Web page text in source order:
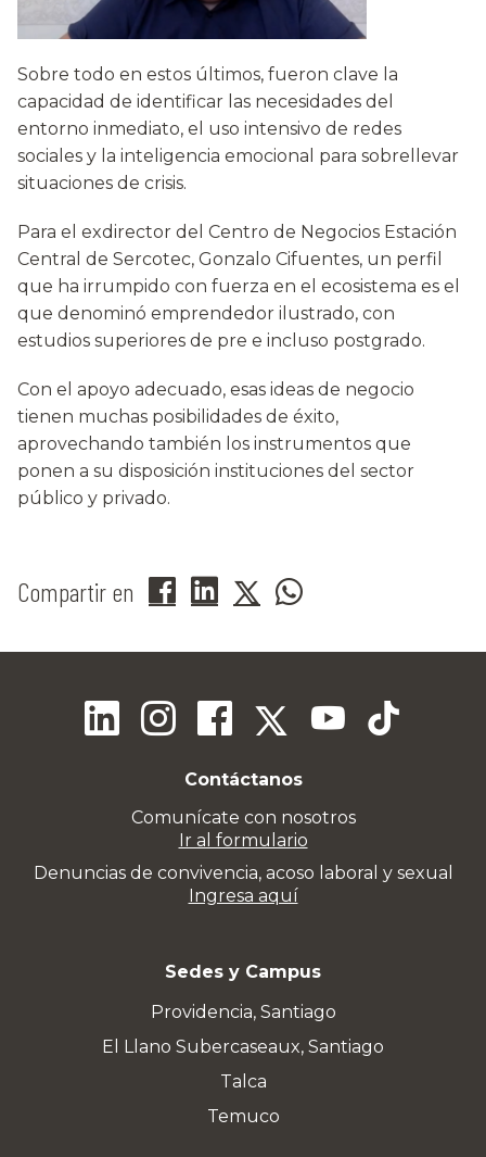
Sobre todo en estos últimos, fueron clave la
capacidad de identificar las necesidades del
entorno inmediato, el uso intensivo de redes
sociales y la inteligencia emocional para sobrellevar
situaciones de crisis.
Para el exdirector del Centro de Negocios Estación
Central de Sercotec, Gonzalo Cifuentes, un perfil
que ha irrumpido con fuerza en el ecosistema es el
que denominó emprendedor ilustrado, con
estudios superiores de pre e incluso postgrado.
Con el apoyo adecuado, esas ideas de negocio
tienen muchas posibilidades de éxito,
aprovechando también los instrumentos que
ponen a su disposición instituciones del sector
público y privado.
Compartir en
Contáctanos
Comunícate con nosotros
Ir al formulario
Denuncias de convivencia, acoso laboral y sexual
Ingresa aquí
Sedes y Campus
Providencia, Santiago
El Llano Subercaseaux, Santiago
Talca
Temuco